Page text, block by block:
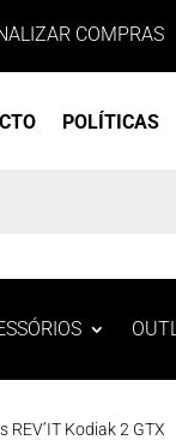
COMPRAS
POLÍTICAS
REV’IT Kodiak 2 GTX